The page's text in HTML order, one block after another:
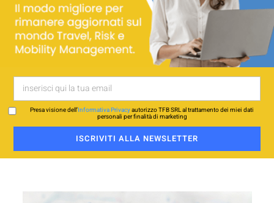
Presa visione dell’Informativa Privacyautorizzo TFB SRL al trattamento dei miei dati
personali per finalità di marketing
ISCRIVITI ALLA NEWSLETTER